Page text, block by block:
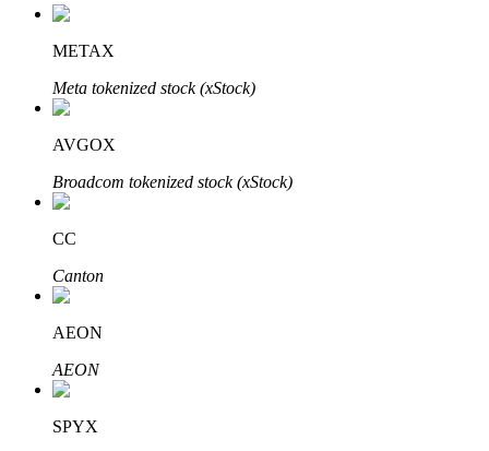
Bitrue
พันธมิตร Bitrue
METAX
Meta tokenized stock (xStock)
AVGOX
Broadcom tokenized stock (xStock)
CC
Canton
AEON
AEON
SPYX